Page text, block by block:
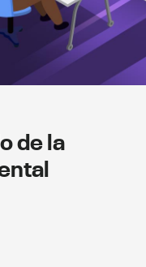
de la